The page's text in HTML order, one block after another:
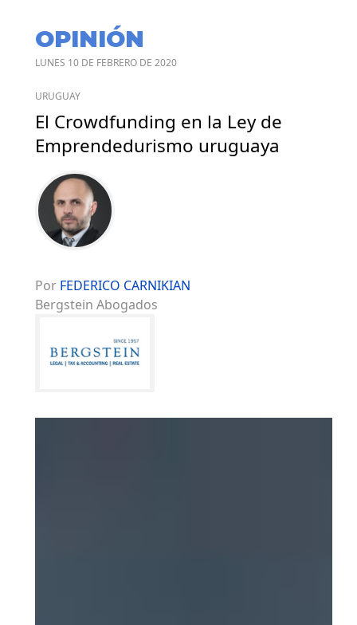
OPINIÓN
LUNES 10 DE FEBRERO DE 2020
URUGUAY
El Crowdfunding en la Ley de
Emprendedurismo uruguaya
Por FEDERICO CARNIKIAN
Bergstein Abogados